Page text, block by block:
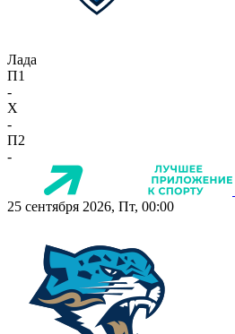
Лада
П1
-
X
-
П2
-
25 сентября 2026, Пт, 00:00